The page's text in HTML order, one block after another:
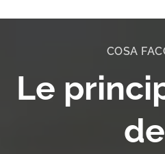
COSA
Le